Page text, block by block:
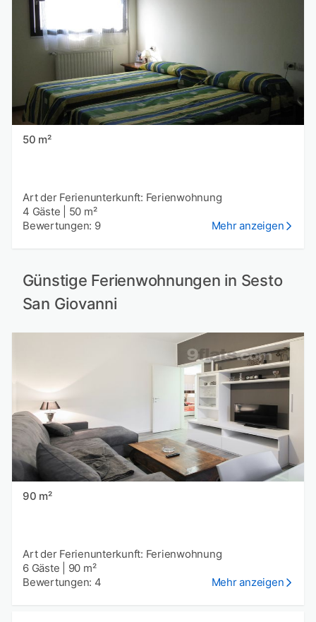
50 m²
Art der Ferienunterkunft: Ferienwohnung
4 Gäste
50 m²
Bewertungen: 9
Mehr anzeigen
Günstige Ferienwohnungen in Sesto
San Giovanni
90 m²
Art der Ferienunterkunft: Ferienwohnung
6 Gäste
90 m²
Bewertungen: 4
Mehr anzeigen